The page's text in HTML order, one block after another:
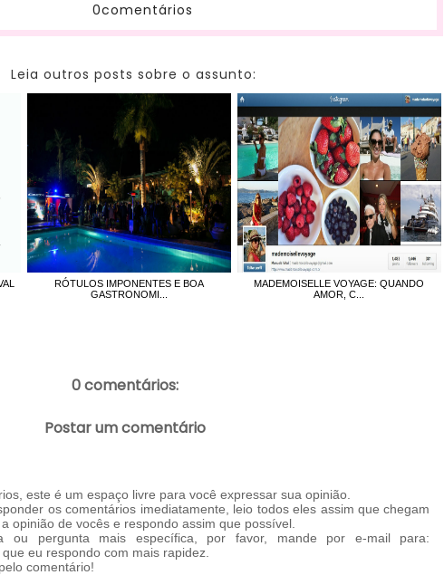
0comentários
Leia outros posts sobre o assunto:
RÓTULOS IMPONENTES E BOA
GASTRONOMI...
MADEMOISELLE VOYAGE: QUANDO
AMOR, C...
0 comentários:
Postar um comentário
este é um espaço livre para você expressar sua opinião.
os comentários imediatamente, leio todos eles assim que chegam
opinião de vocês e respondo assim que possível.
ou pergunta mais específica, por favor, mande por e-mail para:
eu respondo com mais rapidez.
comentário!